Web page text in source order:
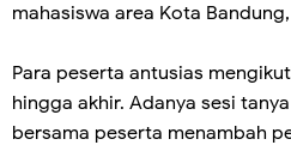
mahasiswa area Kota
Para peserta antusias
hingga akhir. Adanya sesi
bersama peserta menambah